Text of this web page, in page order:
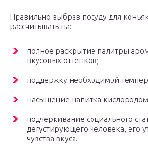
Правильно выбрав посуду для
рассчитывать на:
полное раскрытие палитры
вкусовых оттенков;
поддержку необходимой
насыщение напитка
подчеркивание социального
дегустирующего человека, его
чувства вкуса.